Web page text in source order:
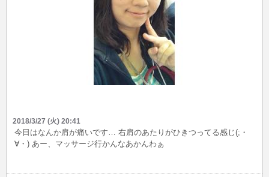
2018/3/27 (火) 20:41
今日はなんか肩が痛いです… 右肩のあたりがひきつってる感じ(;・
∀・) あー、マッサージ行かんなあかんわぁ